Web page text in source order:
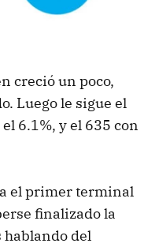
creció un poco,
Luego le sigue el
6.1%, y el 635 con
el primer terminal
finalizado la
hablando del